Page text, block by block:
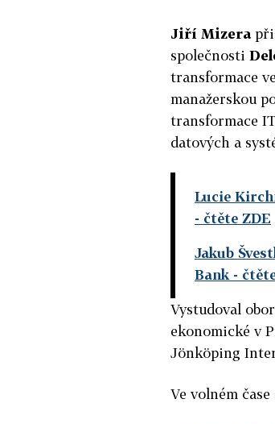
Jiří Mizera
společnosti
transformace
manažerskou
transformace
datových a
Lucie
- čtěte ZDE
Jakub
Bank -
Vystudoval
ekonomické v
Jönköping
Ve volném